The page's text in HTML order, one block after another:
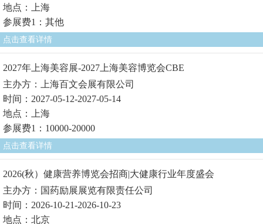
地点：上海
参展费1：其他
点击查看详情
2027年上海美容展-2027上海美容博览会CBE
主办方：上海百文会展有限公司
时间：2027-05-12-2027-05-14
地点：上海
参展费1：10000-20000
点击查看详情
2026(秋）健康营养博览会招商|大健康行业年度盛会
主办方：国药励展展览有限责任公司
时间：2026-10-21-2026-10-23
地点：北京